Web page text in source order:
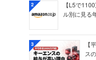
2
【L5で
ル別に見る
3
【
ス